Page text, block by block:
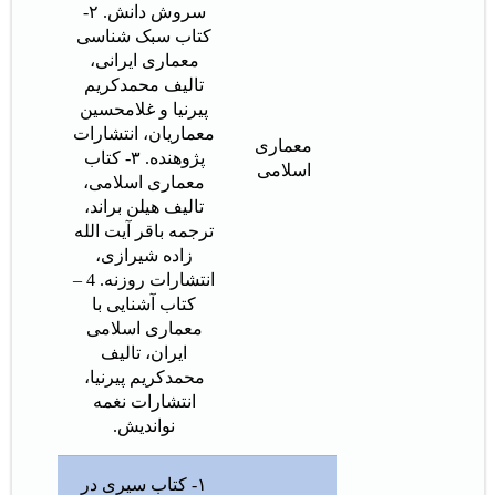
معماری
اسلامی
سروش دانش. ۲-
کتاب سبک شناسی
معماری ایرانی،
تالیف محمدکریم
پیرنیا و غلامحسین
معماریان، انتشارات
پژوهنده. ۳- کتاب
معماری اسلامی،
تالیف هیلن براند،
ترجمه باقر آیت الله
زاده شیرازی،
انتشارات روزنه. 4 –
کتاب آشنایی با
معماری اسلامی
ایران، تالیف
محمدکریم پیرنیا،
انتشارات نغمه
نواندیش.
۱- کتاب سیری در